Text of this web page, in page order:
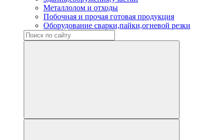
Металлолом и отходы
Побочная и прочая готовая продукция
Оборудование сварки,пайки,огневой резки